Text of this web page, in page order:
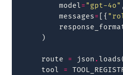
model= "gpt-4o"
messages= [{
)
route = json .loads
tool
=